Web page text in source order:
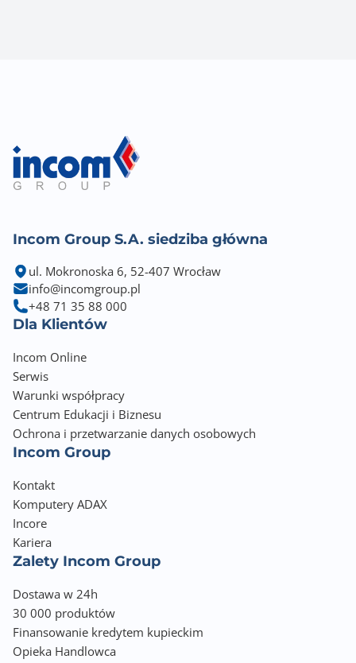
Incom Group S.A. siedziba główna
ul. Mokronoska 6, 52-407 Wrocław
info@incomgroup.pl
+48 71 35 88 000
Dla Klientów
Incom Online
Serwis
Warunki współpracy
Centrum Edukacji i Biznesu
Ochrona i przetwarzanie danych osobowych
Incom Group
Kontakt
Komputery ADAX
Incore
Kariera
Zalety Incom Group
Dostawa w 24h
30 000 produktów
Finansowanie kredytem kupieckim
Opieka Handlowca